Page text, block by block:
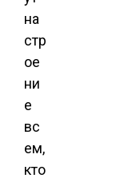
на
стр
ое
ни
е
вс
ем,
кто